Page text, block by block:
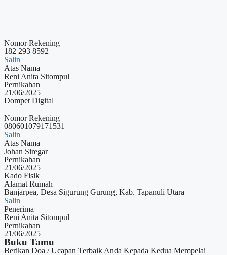
Nomor Rekening
182 293 8592
Salin
Atas Nama
Reni Anita Sitompul
Pernikahan
21/06/2025
Dompet Digital
Nomor Rekening
080601079171531
Salin
Atas Nama
Johan Siregar
Pernikahan
21/06/2025
Kado Fisik
Alamat Rumah
Banjarpea, Desa Sigurung Gurung, Kab. Tapanuli Utara
Salin
Penerima
Reni Anita Sitompul
Pernikahan
21/06/2025
Buku Tamu
Berikan Doa / Ucapan Terbaik Anda Kepada Kedua Mempelai